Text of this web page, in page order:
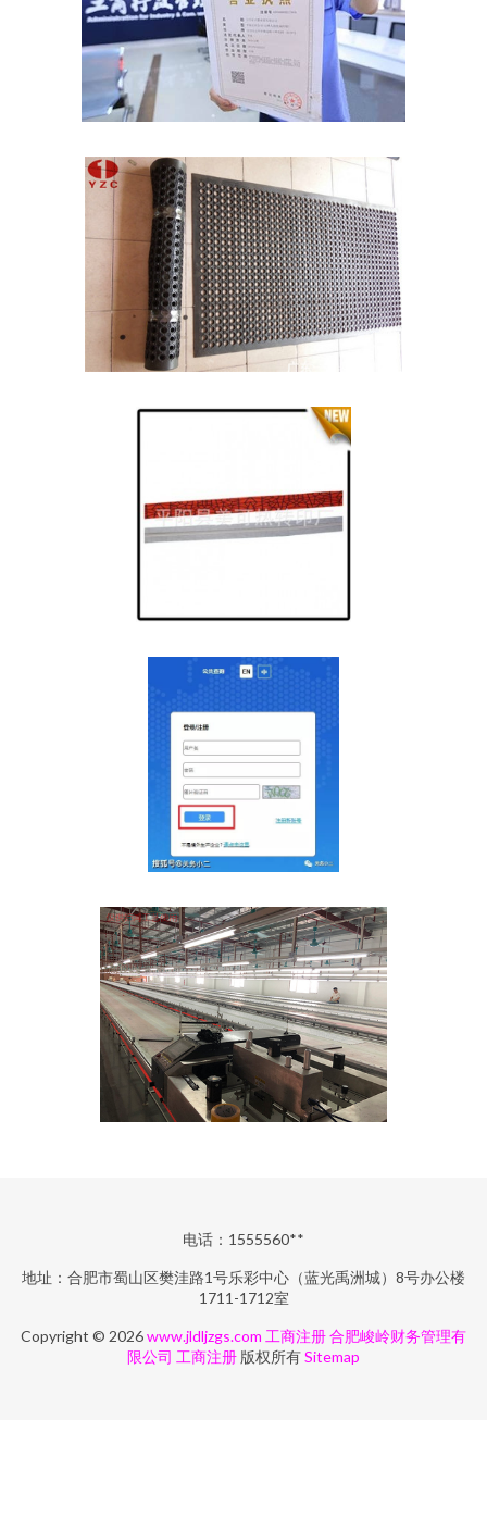
电话：1555560**
地址：合肥市蜀山区樊洼路1号乐彩中心（蓝光禹洲城）8号办公楼
1711-1712室
Copyright © 2026www.jldljzgs.com 工商注册合肥峻岭财务管理有
限公司 工商注册 版权所有Sitemap